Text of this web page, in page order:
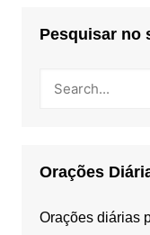
Pesquisar no
Orações
Orações diárias